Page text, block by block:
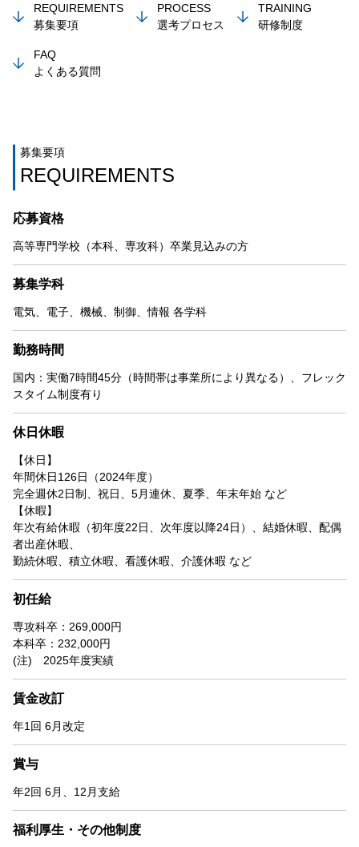
REQUIREMENTS
募集要項
PROCESS
選考プロセス
TRAINING
研修制度
FAQ
よくある質問
募集要項
REQUIREMENTS
応募資格
高等専門学校（本科、専攻科）卒業見込みの方
募集学科
電気、電子、機械、制御、情報 各学科
勤務時間
国内：実働7時間45分（時間帯は事業所により異なる）、フレック
スタイム制度有り
休日休暇
【休日】
年間休日126日（2024年度）
完全週休2日制、祝日、5月連休、夏季、年末年始 など
【休暇】
年次有給休暇（初年度22日、次年度以降24日）、結婚休暇、配偶
者出産休暇、
勤続休暇、積立休暇、看護休暇、介護休暇 など
初任給
専攻科卒：269,000円
本科卒：232,000円
(注) 2025年度実績
賃金改訂
年1回 6月改定
賞与
年2回 6月、12月支給
福利厚生・その他制度